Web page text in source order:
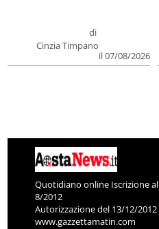
di
Cinzia Timpano
il 07/08/2026
Quotidiano online Iscrizione
8/2012
Autorizzazione del 13/12/2012
www.gazzettamatin.com